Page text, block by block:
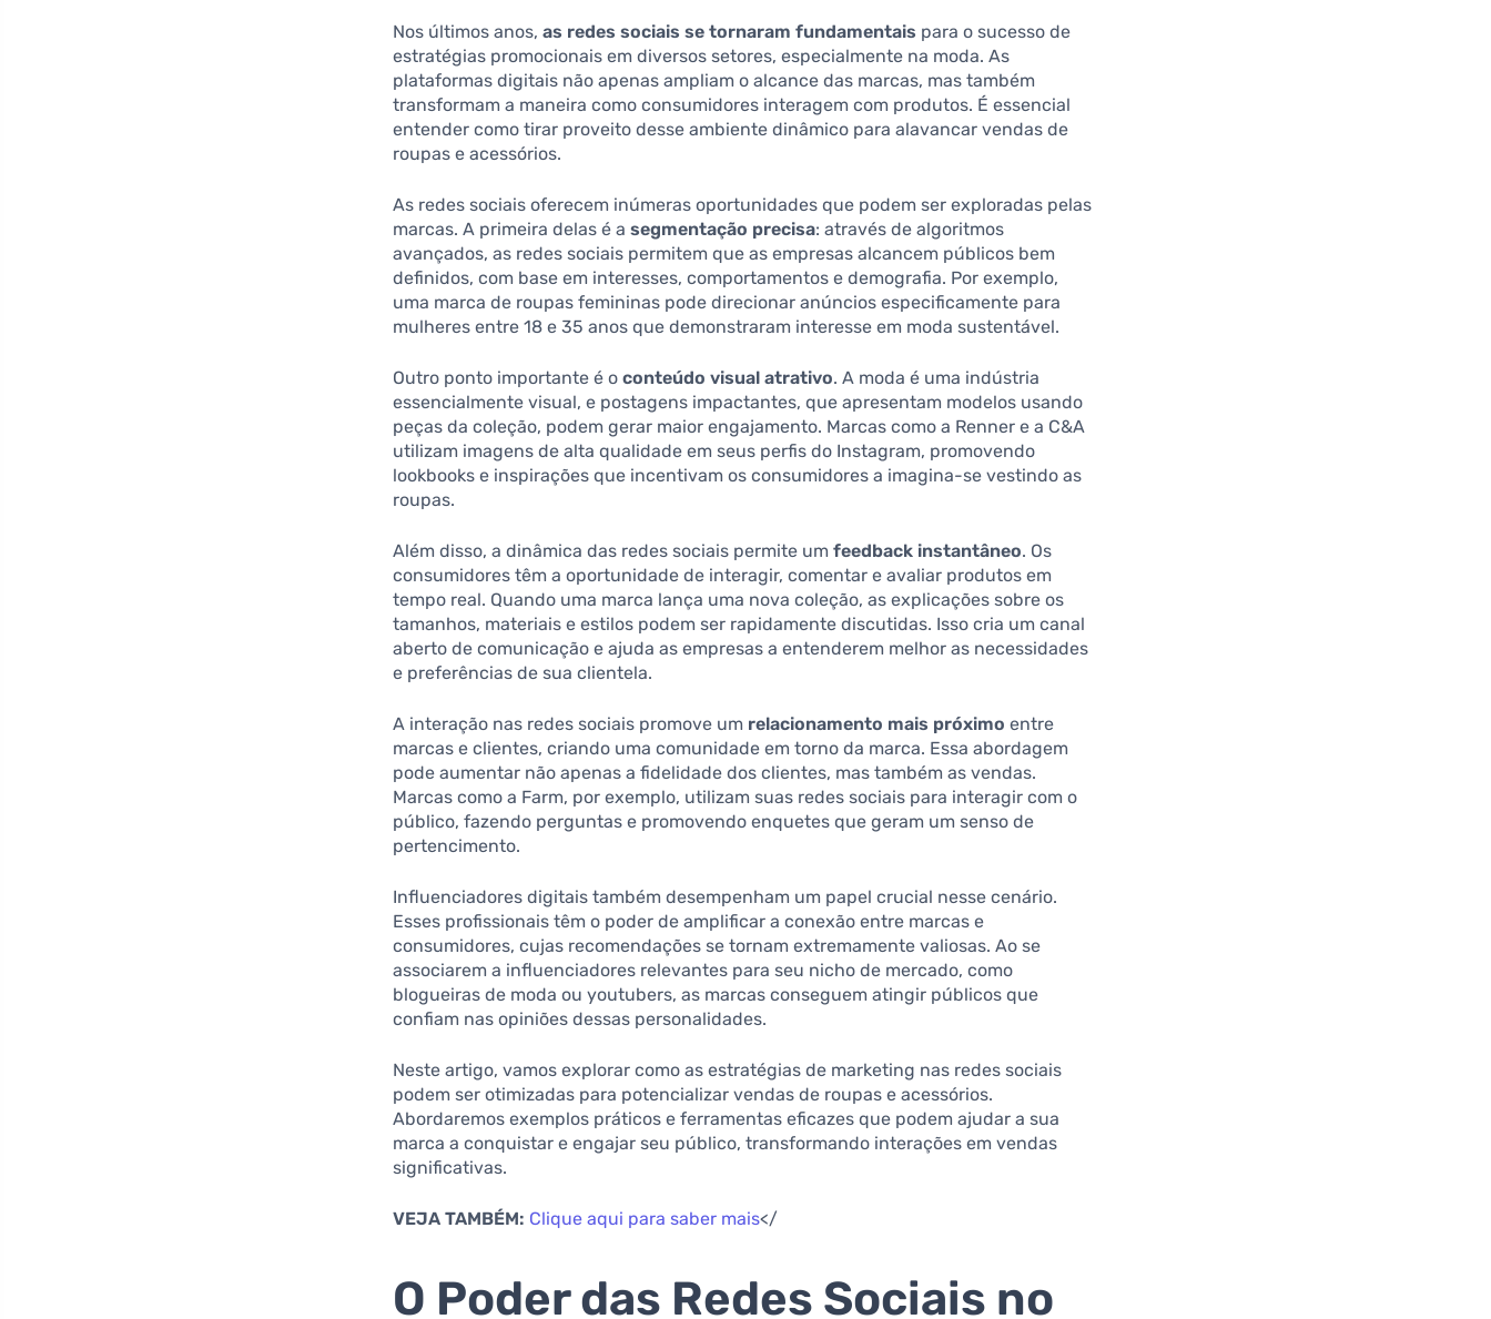
Nos últimos anos,as redes sociais se tornaram fundamentais para o sucesso de
estratégias promocionais em diversos setores, especialmente na moda. As
plataformas digitais não apenas ampliam o alcance das marcas, mas também
transformam a maneira como consumidores interagem com produtos. É essencial
entender como tirar proveito desse ambiente dinâmico para alavancar vendas de
roupas e acessórios.
As redes sociais oferecem inúmeras oportunidades que podem ser exploradas pelas
marcas. A primeira delas é asegmentação precisa: através de algoritmos
avançados, as redes sociais permitem que as empresas alcancem públicos bem
definidos, com base em interesses, comportamentos e demografia. Por exemplo,
uma marca de roupas femininas pode direcionar anúncios especificamente para
mulheres entre 18 e 35 anos que demonstraram interesse em moda sustentável.
Outro ponto importante é oconteúdo visual atrativo. A moda é uma indústria
essencialmente visual, e postagens impactantes, que apresentam modelos usando
peças da coleção, podem gerar maior engajamento. Marcas como a Renner e a C&A
utilizam imagens de alta qualidade em seus perfis do Instagram, promovendo
lookbooks e inspirações que incentivam os consumidores a imagina-se vestindo as
roupas.
Além disso, a dinâmica das redes sociais permite umfeedback instantâneo. Os
consumidores têm a oportunidade de interagir, comentar e avaliar produtos em
tempo real. Quando uma marca lança uma nova coleção, as explicações sobre os
tamanhos, materiais e estilos podem ser rapidamente discutidas. Isso cria um canal
aberto de comunicação e ajuda as empresas a entenderem melhor as necessidades
e preferências de sua clientela.
A interação nas redes sociais promove um relacionamento mais próximo entre
marcas e clientes, criando uma comunidade em torno da marca. Essa abordagem
pode aumentar não apenas a fidelidade dos clientes, mas também as vendas.
Marcas como a Farm, por exemplo, utilizam suas redes sociais para interagir com o
público, fazendo perguntas e promovendo enquetes que geram um senso de
pertencimento.
Influenciadores digitais também desempenham um papel crucial nesse cenário.
Esses profissionais têm o poder de amplificar a conexão entre marcas e
consumidores, cujas recomendações se tornam extremamente valiosas. Ao se
associarem a influenciadores relevantes para seu nicho de mercado, como
blogueiras de moda ou youtubers, as marcas conseguem atingir públicos que
confiam nas opiniões dessas personalidades.
Neste artigo, vamos explorar como as estratégias de marketing nas redes sociais
podem ser otimizadas para potencializar vendas de roupas e acessórios.
Abordaremos exemplos práticos e ferramentas eficazes que podem ajudar a sua
marca a conquistar e engajar seu público, transformando interações em vendas
significativas.
VEJA TAMBÉM: Clique aqui para saber mais</
O Poder das Redes Sociais no